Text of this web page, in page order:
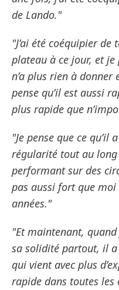
de Lando."
"J’ai été coéquipier
plateau à ce jour, et je
n’a plus rien à donner
pense qu’il est aussi
plus rapide que
"Je pense que ce qu’il
régularité tout au long
performant sur des
pas aussi fort que
années."
"Et maintenant,
sa solidité partout, il a
qui vient avec plus
rapide dans toutes les